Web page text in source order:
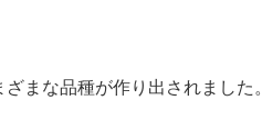
まな品種が作り出されました。